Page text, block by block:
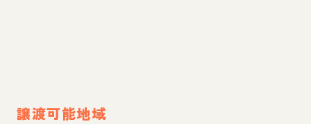
譲渡可能地域